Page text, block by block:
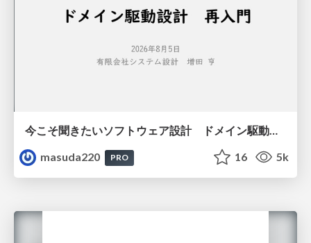
今こそ聞きたいソフトウェア設計 ドメイン駆動設計再入門
masuda220
PRO 16 5k